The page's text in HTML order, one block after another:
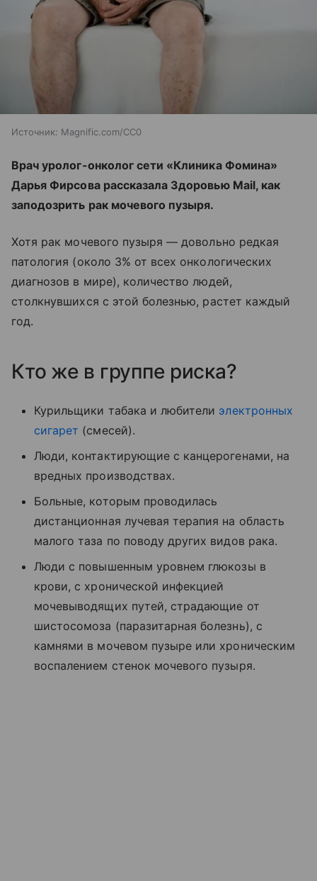
Источник: Magnific.com/CC0
Врач уролог-онколог сети «Клиника Фомина»
Дарья Фирсова рассказала Здоровью Mail, как
заподозрить рак мочевого пузыря.
Хотя рак мочевого пузыря — довольно редкая
патология (около 3% от всех онкологических
диагнозов в мире), количество людей,
столкнувшихся с этой болезнью, растет каждый
год.
Кто же в группе риска?
Курильщики табака и любители электронных
сигарет (смесей).
Люди, контактирующие с канцерогенами, на
вредных производствах.
Больные, которым проводилась
дистанционная лучевая терапия на область
малого таза по поводу других видов рака.
Люди с повышенным уровнем глюкозы в
крови, с хронической инфекцией
мочевыводящих путей, страдающие от
шистосомоза (паразитарная болезнь), с
камнями в мочевом пузыре или хроническим
воспалением стенок мочевого пузыря.